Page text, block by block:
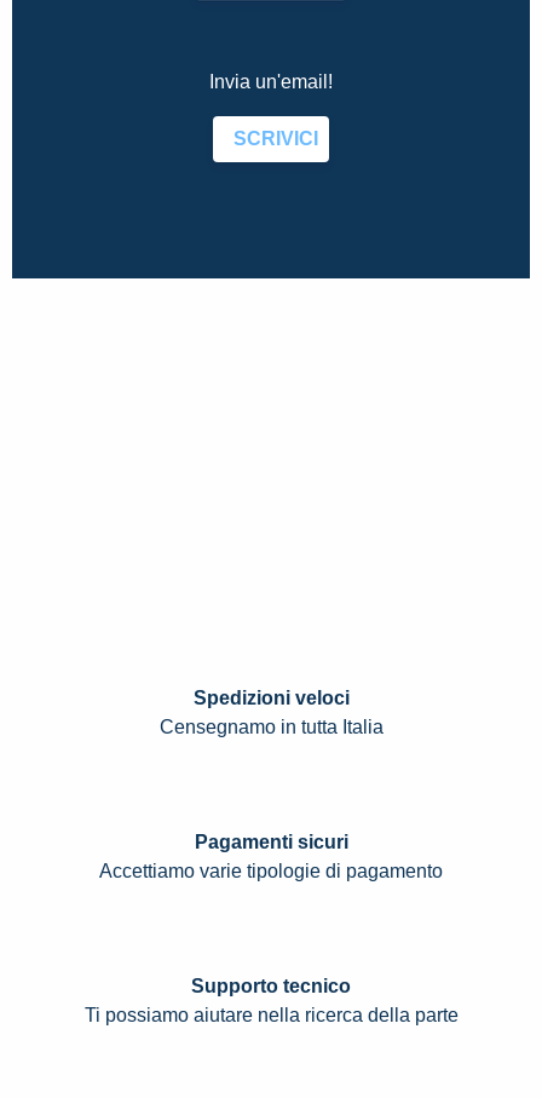
Invia un'email!
SCRIVICI
Spedizioni veloci
Censegnamo in tutta Italia
Pagamenti sicuri
Accettiamo varie tipologie di pagamento
Supporto tecnico
Ti possiamo aiutare nella ricerca della parte